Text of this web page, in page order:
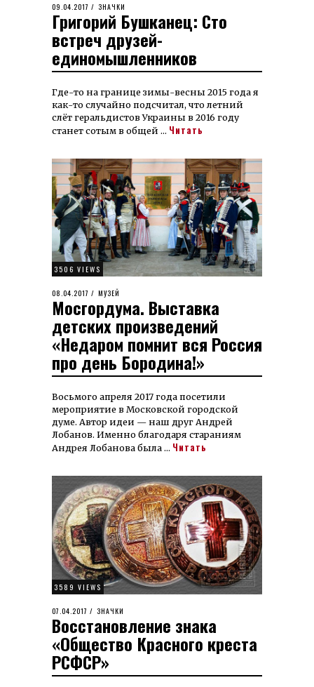
POSTED
ON
09.04.2017 17.07.2023
ЗНАЧКИ
Григорий Бушканец: Сто
встреч друзей-
единомышленников
Где-то на границе зимы-весны 2015 года я
как-то случайно подсчитал, что летний
слёт геральдистов Украины в 2016 году
станет сотым в общей … Читать
3506 VIEWS
POSTED
ON
08.04.2017 11.08.2023
МУЗЕЙ
Мосгордума. Выставка
детских произведений
«Недаром помнит вся Россия
про день Бородина!»
Восьмого апреля 2017 года посетили
мероприятие в Московской городской
думе. Автор идеи — наш друг Андрей
Лобанов. Именно благодаря стараниям
Андрея Лобанова была … Читать
3589 VIEWS
POSTED
ON
07.04.2017 14.11.2023
ЗНАЧКИ
Восстановление знака
«Общество Красного креста
РСФСР»